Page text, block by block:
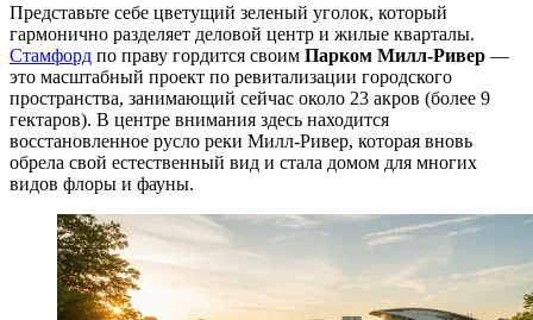
Представьте себе цветущий зеленый уголок, который
гармонично разделяет деловой центр и жилые кварталы.
Стамфорд по праву гордится своим Парком Милл-Ривер —
это масштабный проект по ревитализации городского
пространства, занимающий сейчас около 23 акров (более 9
гектаров). В центре внимания здесь находится
восстановленное русло реки Милл-Ривер, которая вновь
обрела свой естественный вид и стала домом для многих
видов флоры и фауны.